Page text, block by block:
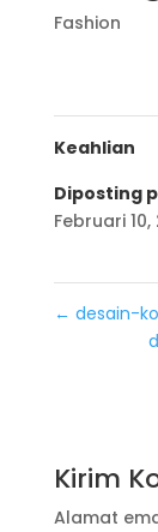
Fashion
Keahlian
Diposting
Februari 10,
← desain-
Kirim
Alamat